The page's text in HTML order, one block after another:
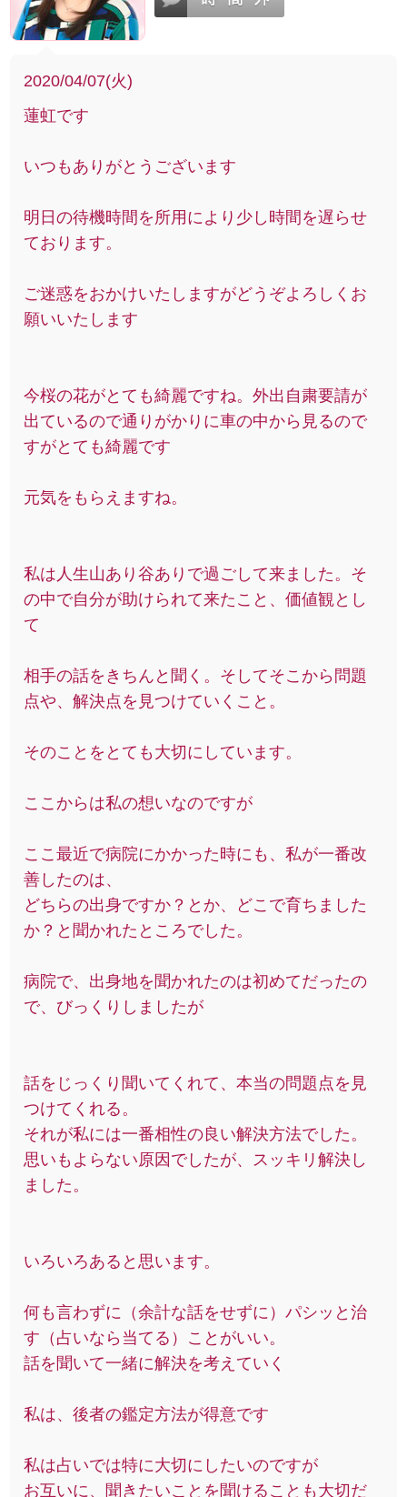
2020/04/07(火)
蓮虹です
いつもありがとうございます
明日の待機時間を所用により少し時間を遅らせ
ております。
ご迷惑をおかけいたしますがどうぞよろしくお
願いいたします
今桜の花がとても綺麗ですね。外出自粛要請が
出ているので通りがかりに車の中から見るので
すがとても綺麗です
元気をもらえますね。
私は人生山あり谷ありで過ごして来ました。そ
の中で自分が助けられて来たこと、価値観とし
て
相手の話をきちんと聞く。そしてそこから問題
点や、解決点を見つけていくこと。
そのことをとても大切にしています。
ここからは私の想いなのですが
ここ最近で病院にかかった時にも、私が一番改
善したのは、
どちらの出身ですか？とか、どこで育ちました
か？と聞かれたところでした。
病院で、出身地を聞かれたのは初めてだったの
で、びっくりしましたが
話をじっくり聞いてくれて、本当の問題点を見
つけてくれる。
それが私には一番相性の良い解決方法でした。
思いもよらない原因でしたが、スッキリ解決し
ました。
いろいろあると思います。
何も言わずに（余計な話をせずに）パシッと治
す（占いなら当てる）ことがいい。
話を聞いて一緒に解決を考えていく
私は、後者の鑑定方法が得意です
私は占いでは特に大切にしたいのですが
お互いに、聞きたいことを聞けることも大切だ